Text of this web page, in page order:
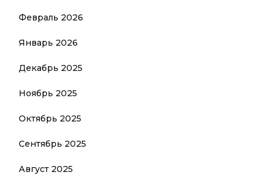
Февраль 2026
Январь 2026
Декабрь 2025
Ноябрь 2025
Октябрь 2025
Сентябрь 2025
Август 2025